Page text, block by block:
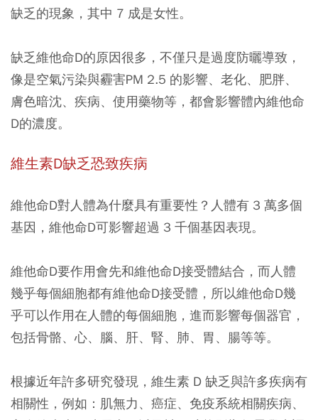
缺乏的現象，其中 7 成是女性。
缺乏維他命D的原因很多，不僅只是過度防曬導致，
像是空氣污染與霾害PM 2.5 的影響、老化、肥胖、
膚色暗沈、疾病、使用藥物等，都會影響體內維他命
D的濃度。
維生素D缺乏恐致疾病
維他命D對人體為什麼具有重要性？人體有 3 萬多個
基因，維他命D可影響超過 3 千個基因表現。
維他命D要作用會先和維他命D接受體結合，而人體
幾乎每個細胞都有維他命D接受體，所以維他命D幾
乎可以作用在人體的每個細胞，進而影響每個器官，
包括骨骼、心、腦、肝、腎、肺、胃、腸等等。
根據近年許多研究發現，維生素 D 缺乏與許多疾病有
相關性，例如：肌無力、癌症、免疫系統相關疾病、